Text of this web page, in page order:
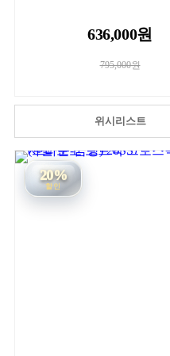
636,000원
795,000원
위시리스트
20%
할인